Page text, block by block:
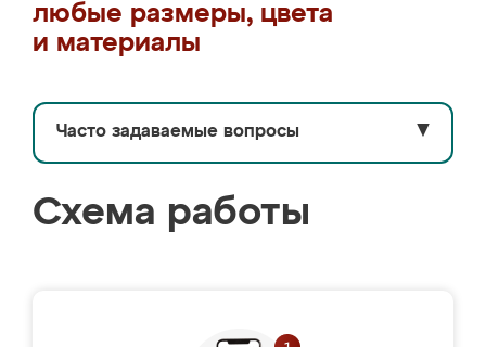
любые размеры, цвета
и материалы
Часто задаваемые вопросы ▼
Схема работы